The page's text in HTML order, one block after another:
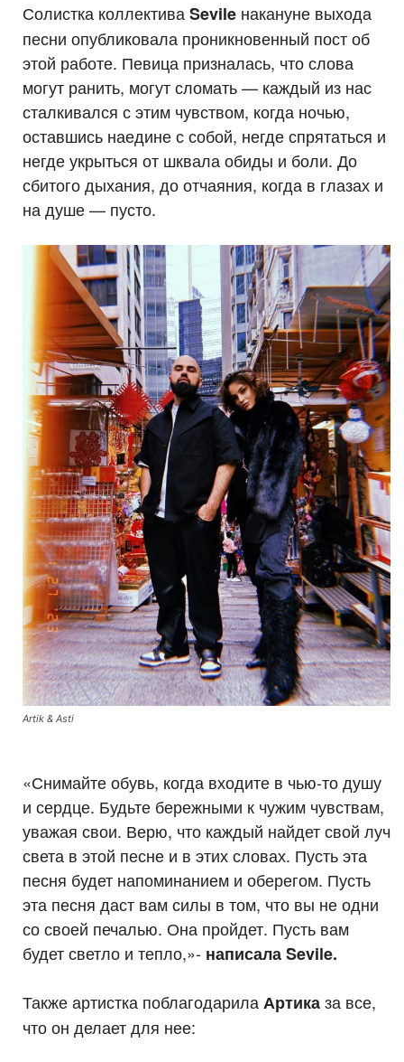
Солистка коллективаSevile накануне выхода
песни опубликовала проникновенный пост об
этой работе. Певица призналась, что слова
могут ранить, могут сломать — каждый из нас
сталкивался с этим чувством, когда ночью,
оставшись наедине с собой, негде спрятаться и
негде укрыться от шквала обиды и боли. До
сбитого дыхания, до отчаяния, когда в глазах и
на душе — пусто.
Artik & Asti
«Снимайте обувь, когда входите в чью-то душу
и сердце. Будьте бережными к чужим чувствам,
уважая свои. Верю, что каждый найдет свой луч
света в этой песне и в этих словах. Пусть эта
песня будет напоминанием и оберегом. Пусть
эта песня даст вам силы в том, что вы не одни
со своей печалью. Она пройдет. Пусть вам
будет светло и тепло,»- написала Sevile.
Также артистка поблагодарилаАртиказа все,
что он делает для нее: